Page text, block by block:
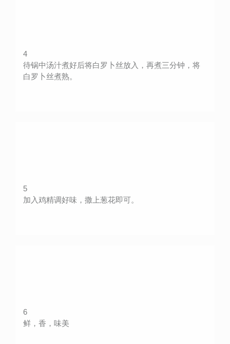
4
待锅中汤汁煮好后将白罗卜丝放入，再煮三分钟，将
白罗卜丝煮熟。
5
加入鸡精调好味，撒上葱花即可。
6
鲜，香，味美